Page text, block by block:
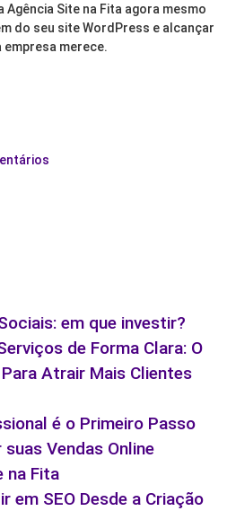
Site na Fita agora mesmo
do seu site WordPress e alcançar
empresa merece.
em que investir?
de Forma Clara: O
Atrair Mais Clientes
é o Primeiro Passo
Vendas Online
na Fita
em SEO Desde a Criação